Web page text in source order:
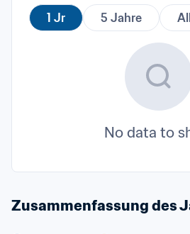
1 Jr 5 Jahre
No data to
Zusammenfassung des